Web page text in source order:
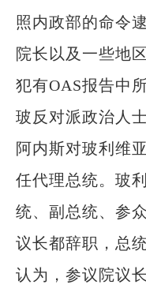
照内政部的命令
院长以及一些地
犯有OAS报告中
玻反对派政治人
阿内斯对玻利维
任代理总统。玻
统、副总统、参
议长都辞职，总
认为，参议院议